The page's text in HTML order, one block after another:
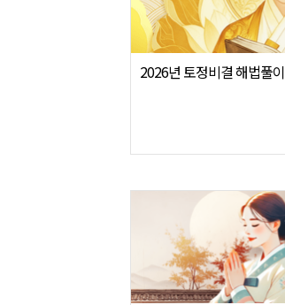
2026년 토정비결 해법풀이